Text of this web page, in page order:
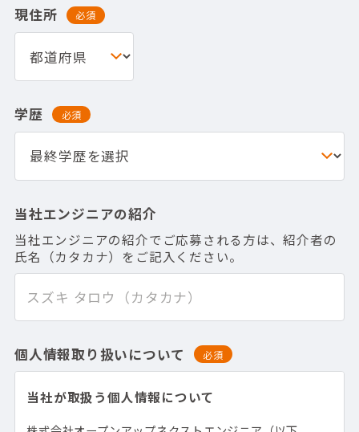
現住所 必須
学歴 必須
当社エンジニアの紹介
当社エンジニアの紹介でご応募される方は、紹介者の
氏名（カタカナ）をご記入ください。
個人情報取り扱いについて 必須
当社が取扱う個人情報について